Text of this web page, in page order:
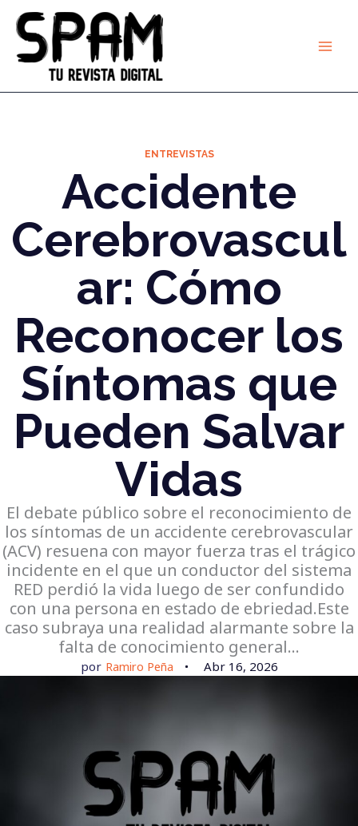
contenido
ENTREVISTAS
Accidente
Cerebrovascul
ar: Cómo
Reconocer los
Síntomas que
Pueden Salvar
Vidas
El debate público sobre el reconocimiento de
los síntomas de un accidente cerebrovascular
(ACV) resuena con mayor fuerza tras el trágico
incidente en el que un conductor del sistema
RED perdió la vida luego de ser confundido
con una persona en estado de ebriedad.Este
caso subraya una realidad alarmante sobre la
falta de conocimiento general…
por Ramiro Peña Abr 16, 2026